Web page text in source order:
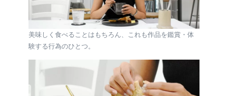
美味しく食べることはもちろん、これも作品を鑑賞・体
験する行為のひとつ。